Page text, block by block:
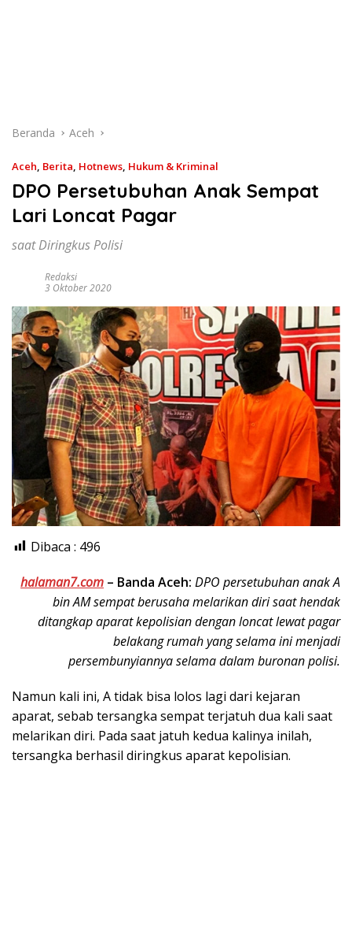
Beranda Aceh
Aceh, Berita, Hotnews, Hukum & Kriminal
DPO Persetubuhan Anak Sempat
Lari Loncat Pagar
saat Diringkus Polisi
Redaksi
3 Oktober 2020
Dibaca : 496
halaman7.com – Banda Aceh: DPO persetubuhan anak A
bin AM sempat berusaha melarikan diri saat hendak
ditangkap aparat kepolisian dengan loncat lewat pagar
belakang rumah yang selama ini menjadi
persembunyiannya selama dalam buronan polisi.
Namun kali ini, A tidak bisa lolos lagi dari kejaran
aparat, sebab tersangka sempat terjatuh dua kali saat
melarikan diri. Pada saat jatuh kedua kalinya inilah,
tersangka berhasil diringkus aparat kepolisian.